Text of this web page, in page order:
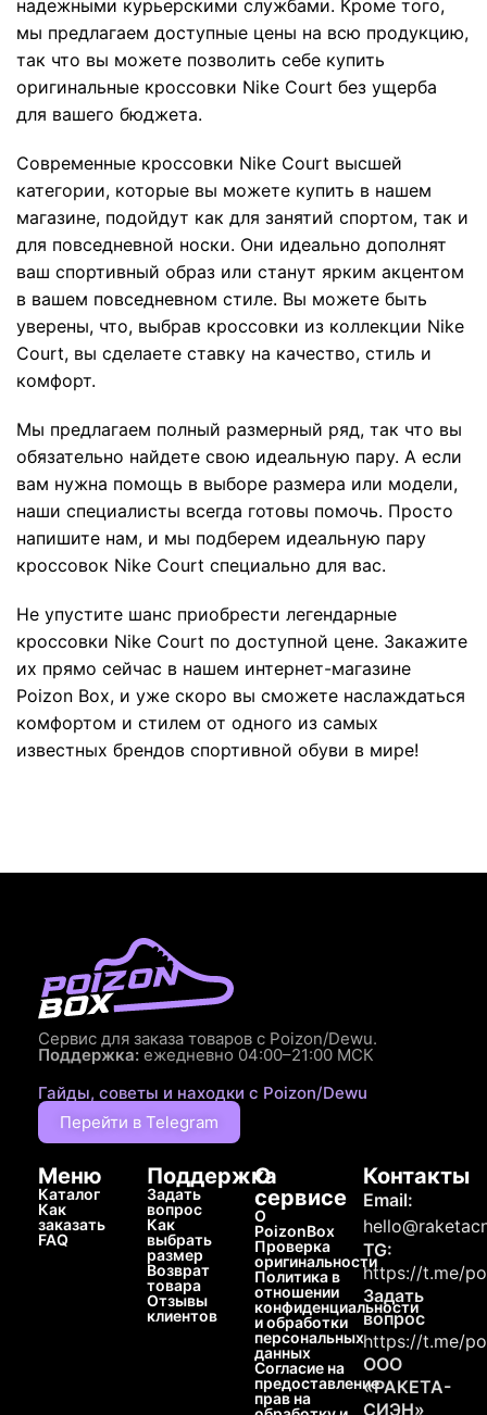
надежными курьерскими службами. Кроме того,
мы предлагаем доступные цены на всю продукцию,
так что вы можете позволить себе купить
оригинальные кроссовки Nike Court без ущерба
для вашего бюджета.
Современные кроссовки Nike Court высшей
категории, которые вы можете купить в нашем
магазине, подойдут как для занятий спортом, так и
для повседневной носки. Они идеально дополнят
ваш спортивный образ или станут ярким акцентом
в вашем повседневном стиле. Вы можете быть
уверены, что, выбрав кроссовки из коллекции Nike
Court, вы сделаете ставку на качество, стиль и
комфорт.
Мы предлагаем полный размерный ряд, так что вы
обязательно найдете свою идеальную пару. А если
вам нужна помощь в выборе размера или модели,
наши специалисты всегда готовы помочь. Просто
напишите нам, и мы подберем идеальную пару
кроссовок Nike Court специально для вас.
Не упустите шанс приобрести легендарные
кроссовки Nike Court по доступной цене. Закажите
их прямо сейчас в нашем интернет-магазине
Poizon Box, и уже скоро вы сможете наслаждаться
комфортом и стилем от одного из самых
известных брендов спортивной обуви в мире!
Сервис для заказа товаров с Poizon/Dewu.
Поддержка: ежедневно 04:00–21:00 МСК
Гайды, советы и находки с Poizon/Dewu
Перейти в Telegram
Меню
Каталог
Как
заказать
FAQ
Поддержка
Задать
вопрос
Как
выбрать
размер
Возврат
товара
Отзывы
клиентов
О
сервисе
О
PoizonBox
Проверка
оригинальности
Политика в
отношении
конфиденциальности
и обработки
персональных
данных
Согласие на
предоставление
прав на
Контакты
Email:
TG:
https://t.me/
Задать
вопрос
https://t.me/
ООО
«РАКЕТА-
СИЭН»